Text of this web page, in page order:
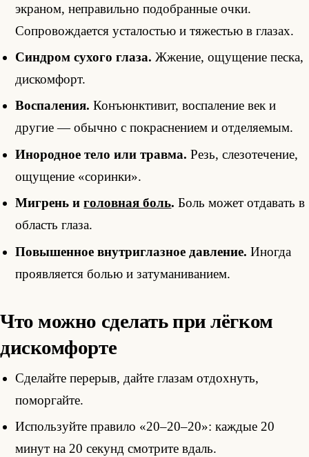
экраном, неправильно подобранные очки.
Сопровождается усталостью и тяжестью в глазах.
Синдром сухого глаза. Жжение, ощущение песка,
дискомфорт.
Воспаления. Конъюнктивит, воспаление век и
другие — обычно с покраснением и отделяемым.
Инородное тело или травма. Резь, слезотечение,
ощущение «соринки».
Мигрень иголовная боль. Боль может отдавать в
область глаза.
Повышенное внутриглазное давление. Иногда
проявляется болью и затуманиванием.
Что можно сделать при лёгком
дискомфорте
Сделайте перерыв, дайте глазам отдохнуть,
поморгайте.
Используйте правило «20–20–20»: каждые 20
минут на 20 секунд смотрите вдаль.